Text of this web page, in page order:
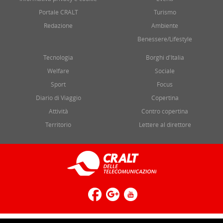
Portale CRALT
Redazione
Turismo
Ambiente
Benessere/Lifestyle
Tecnologia
Welfare
Sport
Diario di Viaggio
Attività
Territorio
Borghi d'Italia
Sociale
Focus
Copertina
Contro copertina
Lettere al direttore